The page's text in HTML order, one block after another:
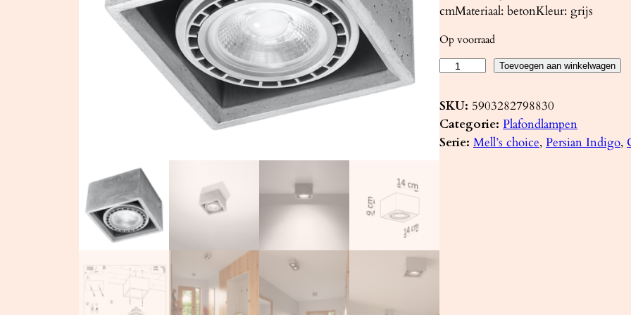
cmMateriaal: betonKleur: grijs
Op voorraad
a
f
o
p
Toevoegen aan winkelwagen
SKU: 5903282798830
Categorie: Plafondlampen
Serie: Mell’s choice, Persian Indigo,